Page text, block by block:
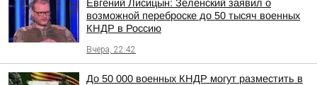
Евгений Лисицын: Зеленский заявил о
возможной переброске до 50 тысяч военных
КНДР в Россию
Вчера, 22:42
До 50 000 военных КНДР могут разместить в